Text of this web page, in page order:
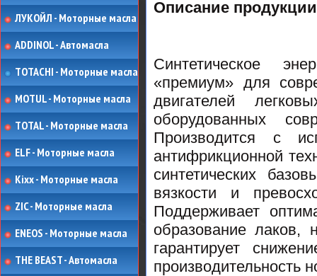
ЛУКОЙЛ - Моторные масла
ADDINOL - Автомасла
TOTACHI - Моторные масла
MOTUL - Моторные масла
TOTAL - Моторные масла
ELF - Моторные масла
Kixx - Моторные масла
ZIC - Моторные масла
ENEOS - Моторные масла
THE BEAST - Автомасла
Описание
Синтетическое
«премиум» для
двигателей
оборудованных
Производится с
антифрикционной
синтетических
вязкости и
Поддерживает
образование лаков,
гарантирует
производительность